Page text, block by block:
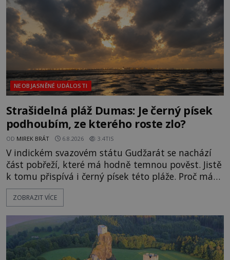
NEOBJASNĚNÉ UDÁLOSTI
Strašidelná pláž Dumas: Je černý písek
podhoubím, ze kterého roste zlo?
OD MIREK BRÁT 6.8.2026 3.4TIS
V indickém svazovém státu Gudžarát se nachází
část pobřeží, které má hodně temnou pověst. Jistě
k tomu přispívá i černý písek této pláže. Proč má
pláž takové netypické zbarvení? Nakolik jsou
pravdivé historky, že zde došlo k nevysvětlitelným
následovat. Vstupujeme na pláž Dumas ve městě
Surat. Gu
ZOBRAZIT VÍCE